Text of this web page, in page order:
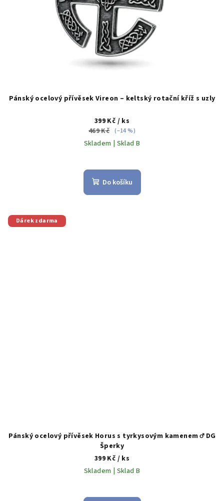
Pánský ocelový přívěsek Vireon – keltský rotační kříž s uzly
399 Kč / ks
469 Kč (–14 %)
Skladem | Sklad B
hodnocení
produktu
Do košíku
Dárek zdarma
Pánský ocelový přívěsek Horus s tyrkysovým kamenem ♂️ DG
Šperky
399 Kč / ks
Skladem | Sklad B